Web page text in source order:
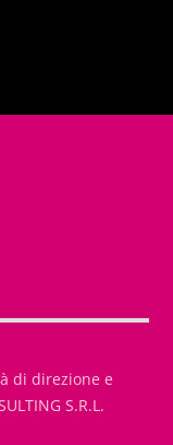
di direzione e
S.R.L.